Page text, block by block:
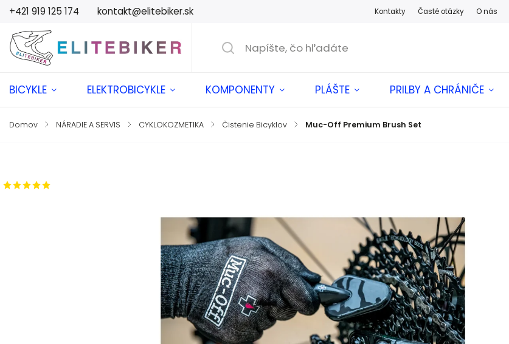
+421 919 125 174 kontakt@elitebiker.sk Kontakty Časté otázky O nás
BICYKLE ELEKTROBICYKLE KOMPONENTY PLÁŠTE PRILBY A CHRÁNIČE
Domov / NÁRADIE A SERVIS / CYKLOKOZMETIKA / Čistenie Bicyklov / Muc-Off Premium Brush Set